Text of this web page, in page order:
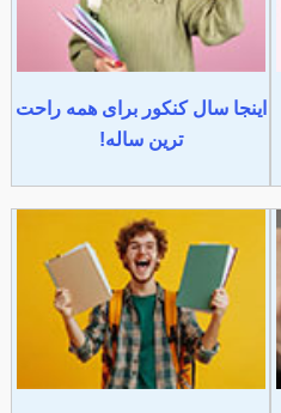
اینجا سال کنکور برای همه راحت
ترین ساله!